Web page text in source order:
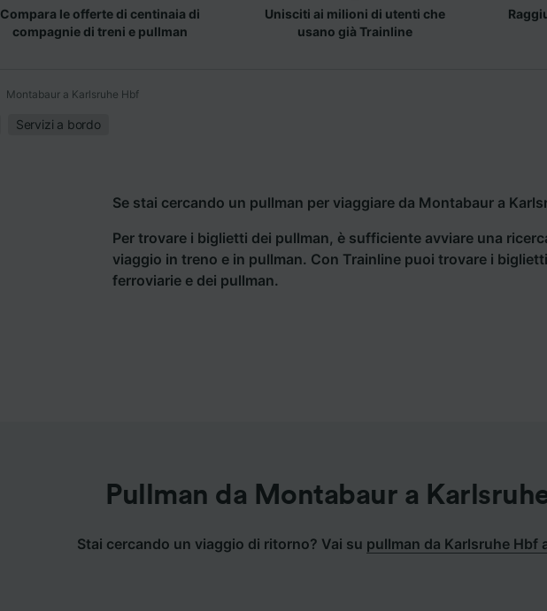
Compara le offerte di centinaia di
compagnie di treni e pullman
Unisciti ai milioni di utenti che
usano già Trainline
Montabaur a Karlsruhe Hbf
Servizi a bordo
Se stai cercando un pullman per viaggiare da Montabaur a
Per trovare i biglietti dei pullman, è sufficiente avviare una
viaggio in treno e in pullman. Con Trainline puoi trovare i
ferroviarie e dei pullman.
Pullman da Montabaur a
Stai cercando un viaggio di ritorno? Vai su pullman da Karlsruhe Hbf